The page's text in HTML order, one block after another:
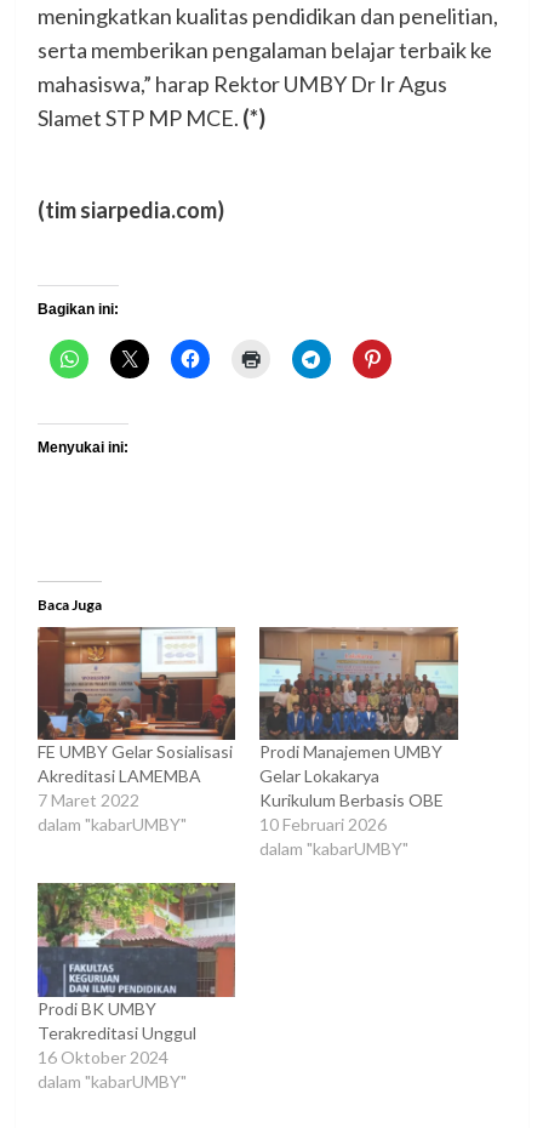
meningkatkan kualitas pendidikan dan penelitian,
serta memberikan pengalaman belajar terbaik ke
mahasiswa,” harap Rektor UMBY Dr Ir Agus
Slamet STP MP MCE. (*)
(tim siarpedia.com)
Bagikan ini:
Menyukai ini:
Baca Juga
FE UMBY Gelar Sosialisasi
Akreditasi LAMEMBA
7 Maret 2022
dalam "kabarUMBY"
Prodi Manajemen UMBY
Gelar Lokakarya
Kurikulum Berbasis OBE
10 Februari 2026
dalam "kabarUMBY"
Prodi BK UMBY
Terakreditasi Unggul
16 Oktober 2024
dalam "kabarUMBY"